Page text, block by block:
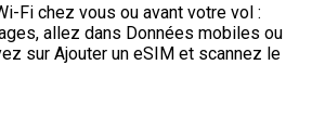
Fi chez vous ou avant votre vol :
allez dans Données mobiles ou
sur Ajouter un eSIM et scannez le